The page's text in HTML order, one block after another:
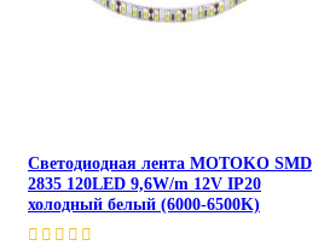
Светодиодная лента MOTOKO SMD
2835 120LED 9,6W/m 12V IP20
холодный белый (6000-6500K)